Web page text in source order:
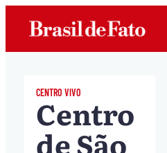
CENTRO VIVO
Centro
de São